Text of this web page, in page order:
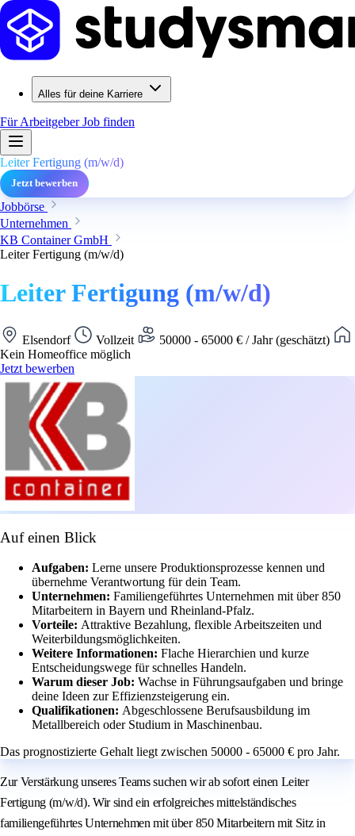
Alles für deine Karriere
Für ArbeitgeberJob finden
Leiter Fertigung (m/w/d)
Jetzt bewerben
Jobbörse
Unternehmen
KB Container GmbH
Leiter Fertigung (m/w/d)
Leiter Fertigung (m/w/d)
Elsendorf Vollzeit
50000 - 65000 € / Jahr (geschätzt)
Kein Homeoffice möglich
Jetzt bewerben
Auf einen Blick
Aufgaben: Lerne unsere Produktionsprozesse kennen und
übernehme Verantwortung für dein Team.
Unternehmen: Familiengeführtes Unternehmen mit über 850
Mitarbeitern in Bayern und Rheinland-Pfalz.
Vorteile: Attraktive Bezahlung, flexible Arbeitszeiten und
Weiterbildungsmöglichkeiten.
Weitere Informationen: Flache Hierarchien und kurze
Entscheidungswege für schnelles Handeln.
Warum dieser Job: Wachse in Führungsaufgaben und bringe
deine Ideen zur Effizienzsteigerung ein.
Qualifikationen: Abgeschlossene Berufsausbildung im
Metallbereich oder Studium in Maschinenbau.
Das prognostizierte Gehalt liegt zwischen 50000 - 65000 € pro Jahr.
Zur Verstärkung unseres Teams suchen wir ab sofort einen Leiter
Fertigung (m/w/d). Wir sind ein erfolgreiches mittelständisches
familiengeführtes Unternehmen mit über 850 Mitarbeitern mit Sitz in